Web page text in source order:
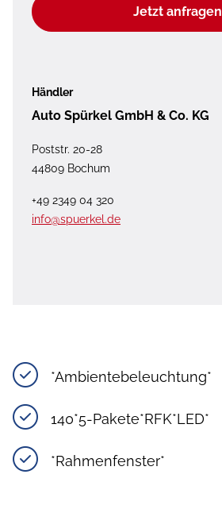
Jetzt anfragen
Händler
Auto Spürkel GmbH & Co. KG
Poststr. 20-28
44809 Bochum
+49 2349 04 320
info@spuerkel.de
*Ambientebeleuchtung*
140*5-Pakete*RFK*LED*
*Rahmenfenster*